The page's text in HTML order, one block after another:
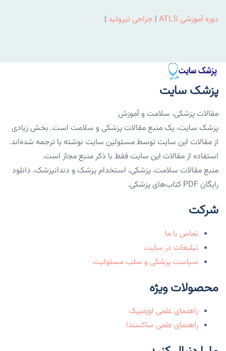
دوره آموزشی ATLS | جراحی تیروئید |
پزشک سایت
مقالات پزشکی، سلامت و آموزش
پزشک سایت، یک منبع مقالات پزشکی و سلامت است. بخش زیادی
از مقالات این سایت توسط مسئولین سایت نوشته یا ترجمه شده‌اند.
استفاده از مقالات این سایت فقط با ذکر منبع مجاز است.
منبع مقالات سلامت، پزشکی، استخدام پزشک و دندانپزشک، دانلود
رایگان PDF کتاب‌های پزشکی.
شرکت
تماس با ما
تبلیغات در سایت
سیاست پزشکی و سلب مسئولیت
محصولات ویژه
راهنمای علمی اوزمپیک
راهنمای علمی ساکسندا